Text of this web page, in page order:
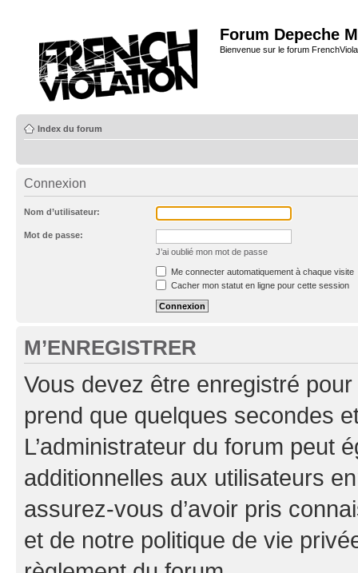
Forum Depeche
Bienvenue sur le forum
Index du forum
Connexion
Nom d’utilisateur:
Mot de passe:
J’ai oublié mon mot de passe
Me connecter automatiquement à chaque visite
Cacher mon statut en ligne pour cette session
M’ENREGISTRER
Vous devez être enregistré
prend que quelques secondes
L’administrateur du forum peut
additionnelles aux utilisateurs
assurez-vous d’avoir pris
et de notre politique de vie